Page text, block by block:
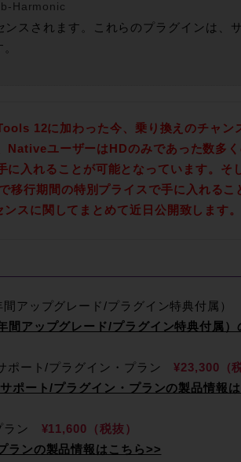
Harmonic
スされます。これらのプラグインは、
12に加わった今、乗り換えのチャン
NativeユーザーはHDのみであった数多
に入れることが可能となっています。そ
移行期間の特別プライスで手に入れるこ
スに関してまとめて近日公開致します。
間アップグレード/プラグイン特典付属）
アップグレード/プラグイン特典付属）
ポート/プラグイン・プラン¥23,300（
ポート/プラグイン・プランの製品情報
ラン ¥11,600（税抜）
ランの製品情報はこちら>>